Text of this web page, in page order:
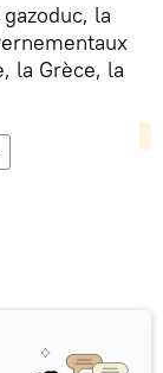
la
la Grèce, la